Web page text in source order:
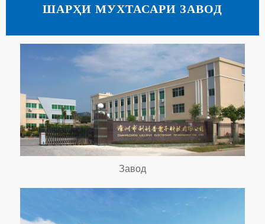
ШАРҲИ МУХТАСАРИ ЗАВОД
Завод